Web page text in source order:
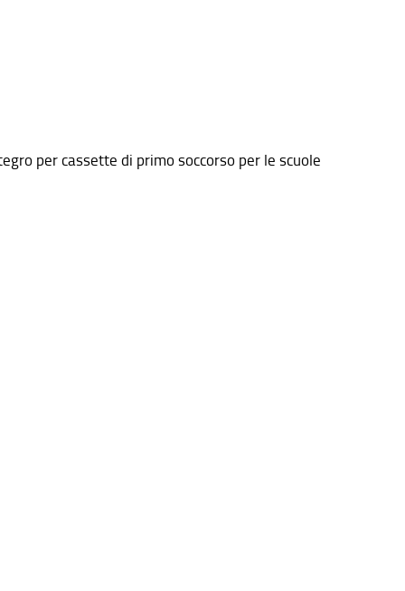
per cassette di primo soccorso per le scuole